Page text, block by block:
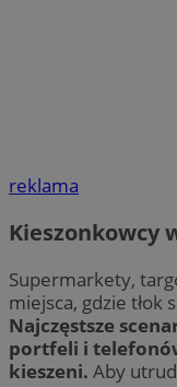
reklama
Kieszonkowcy
Supermarkety,
miejsca, gdzie tłok
Najczęstsze
portfeli i
kieszeni. Aby